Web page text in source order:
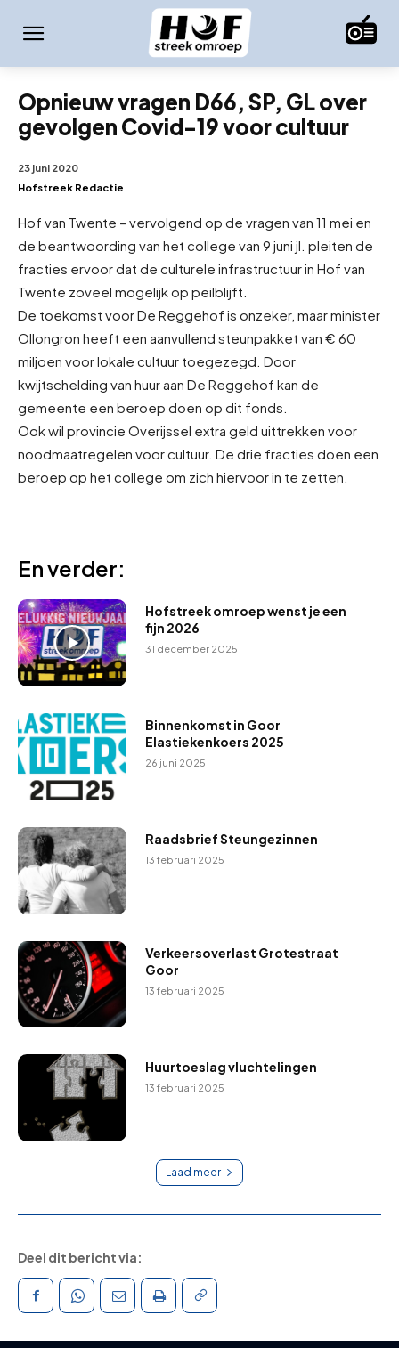
Opnieuw vragen D66, SP, GL over
gevolgen Covid-19 voor cultuur
23 juni 2020
Hofstreek Redactie
Hof van Twente – vervolgend op de vragen van 11 mei en
de beantwoording van het college van 9 juni jl. pleiten de
fracties ervoor dat de culturele infrastructuur in Hof van
Twente zoveel mogelijk op peilblijft.
De toekomst voor De Reggehof is onzeker, maar minister
Ollongron heeft een aanvullend steunpakket van € 60
miljoen voor lokale cultuur toegezegd. Door
kwijtschelding van huur aan De Reggehof kan de
gemeente een beroep doen op dit fonds.
Ook wil provincie Overijssel extra geld uittrekken voor
noodmaatregelen voor cultuur. De drie fracties doen een
beroep op het college om zich hiervoor in te zetten.
En verder:
Hofstreek omroep wenst je een
fijn 2026
31 december 2025
Binnenkomst in Goor
Elastiekenkoers 2025
26 juni 2025
Raadsbrief Steungezinnen
13 februari 2025
Verkeersoverlast Grotestraat
Goor
13 februari 2025
Huurtoeslag vluchtelingen
13 februari 2025
Laad meer
Deel dit bericht via: